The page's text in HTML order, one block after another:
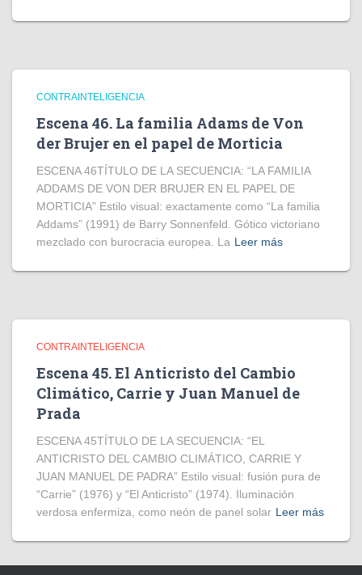
CONTRAINTELIGENCIA
Escena 46. La familia Adams de Von
der Brujer en el papel de Morticia
ESCENA 46TÍTULO DE LA SECUENCIA: “LA FAMILIA
ADDAMS DE VON DER BRUJER EN EL PAPEL DE
MORTICIA” Estilo visual: exactamente como “La familia
Addams” (1991) de Barry Sonnenfeld. Gótico victoriano
mezclado con burocracia europea. La Leer más
CONTRAINTELIGENCIA
Escena 45. El Anticristo del Cambio
Climático, Carrie y Juan Manuel de
Prada
ESCENA 45TÍTULO DE LA SECUENCIA: “EL
ANTICRISTO DEL CAMBIO CLIMÁTICO, CARRIE Y
JUAN MANUEL DE PADRA” Estilo visual: fusión pura de
“Carrie” (1976) y “El Anticristo” (1974). Iluminación
verdosa enfermiza, como neón de panel solar Leer más